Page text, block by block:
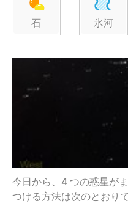
石 氷河
今日から、4 つの惑星が
つける方法は次のとおり